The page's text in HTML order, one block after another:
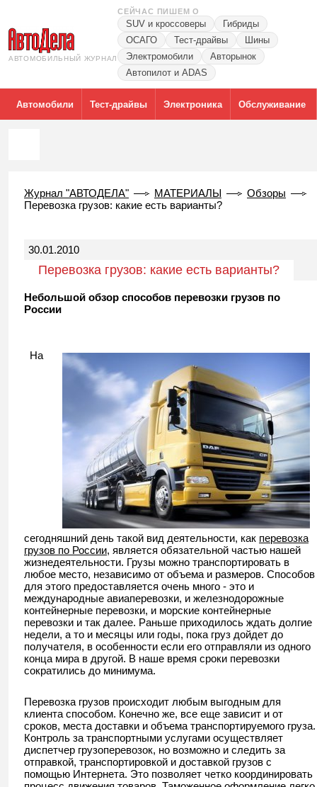
АВТОМОБИЛЬНЫЙ ЖУРНАЛ
СЕЙЧАС ПИШЕМ О
SUV и кроссоверы
Гибриды
ОСАГО
Тест-драйвы
Шины
Электромобили
Авторынок
Автопилот и ADAS
Автомобили Тест-драйвы Электроника Обслуживание
Журнал "АВТОДЕЛА" МАТЕРИАЛЫ
Обзоры
Перевозка грузов: какие есть варианты?
30.01.2010
Перевозка грузов: какие есть варианты?
Небольшой обзор способов перевозки грузов по
России
На
сегодняшний день такой вид деятельности, как перевозка
грузов по России, является обязательной частью нашей
жизнедеятельности. Грузы можно транспортировать в
любое место, независимо от объема и размеров. Способов
для этого предоставляется очень много - это и
международные авиаперевозки, и железнодорожные
контейнерные перевозки, и морские контейнерные
перевозки и так далее. Раньше приходилось ждать долгие
недели, а то и месяцы или годы, пока груз дойдет до
получателя, в особенности если его отправляли из одного
конца мира в другой. В наше время сроки перевозки
сократились до минимума.
Перевозка грузов происходит любым выгодным для
клиента способом. Конечно же, все еще зависит и от
сроков, места доставки и объема транспортируемого груза.
Контроль за транспортными услугами осуществляет
диспетчер грузоперевозок, но возможно и следить за
отправкой, транспортировкой и доставкой грузов с
помощью Интернета. Это позволяет четко координировать